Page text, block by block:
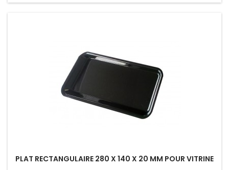
PLAT RECTANGULAIRE 280 X 140 X 20 MM POUR VITRINE